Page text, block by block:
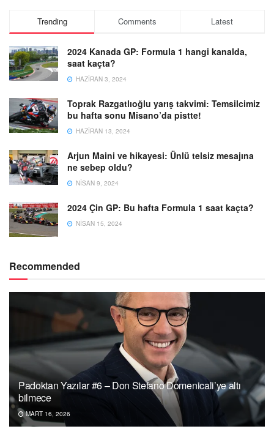
Trending Comments Latest
2024 Kanada GP: Formula 1 hangi kanalda,
saat kaçta?
HAZIRAN 3, 2024
Toprak Razgatlıoğlu yarış takvimi: Temsilcimiz
bu hafta sonu Misano’da pistte!
HAZIRAN 13, 2024
Arjun Maini ve hikayesi: Ünlü telsiz mesajına
ne sebep oldu?
NISAN 9, 2024
2024 Çin GP: Bu hafta Formula 1 saat kaçta?
NISAN 15, 2024
Recommended
Padoktan Yazılar #6 – Don Stefano Domenicali’ye altı
bilmece
MART 16, 2026